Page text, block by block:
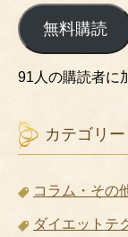
ル
ア
ド
レ
無料購読
91人の購読者に
カテゴリー
コラム・その
ダイエットテ